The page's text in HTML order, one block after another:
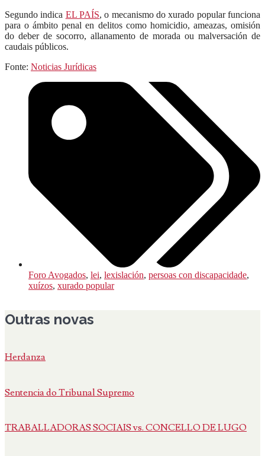
Segundo indica EL PAÍS, o mecanismo do xurado popular funciona
para o ámbito penal en delitos como homicidio, ameazas, omisión
do deber de socorro, allanamento de morada ou malversación de
caudais públicos.
Fonte: Noticias Jurídicas
Foro Avogados, lei, lexislación, persoas con discapacidade,
xuízos, xurado popular
Outras novas
Herdanza
Sentencia do Tribunal Supremo
TRABALLADORAS SOCIAIS vs. CONCELLO DE LUGO